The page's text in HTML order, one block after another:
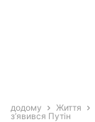
додому Життя
з’явився Путін